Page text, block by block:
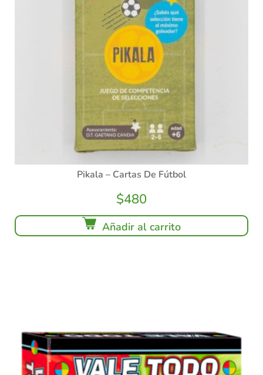
Pikala – Cartas De Fútbol
$480
Añadir al carrito